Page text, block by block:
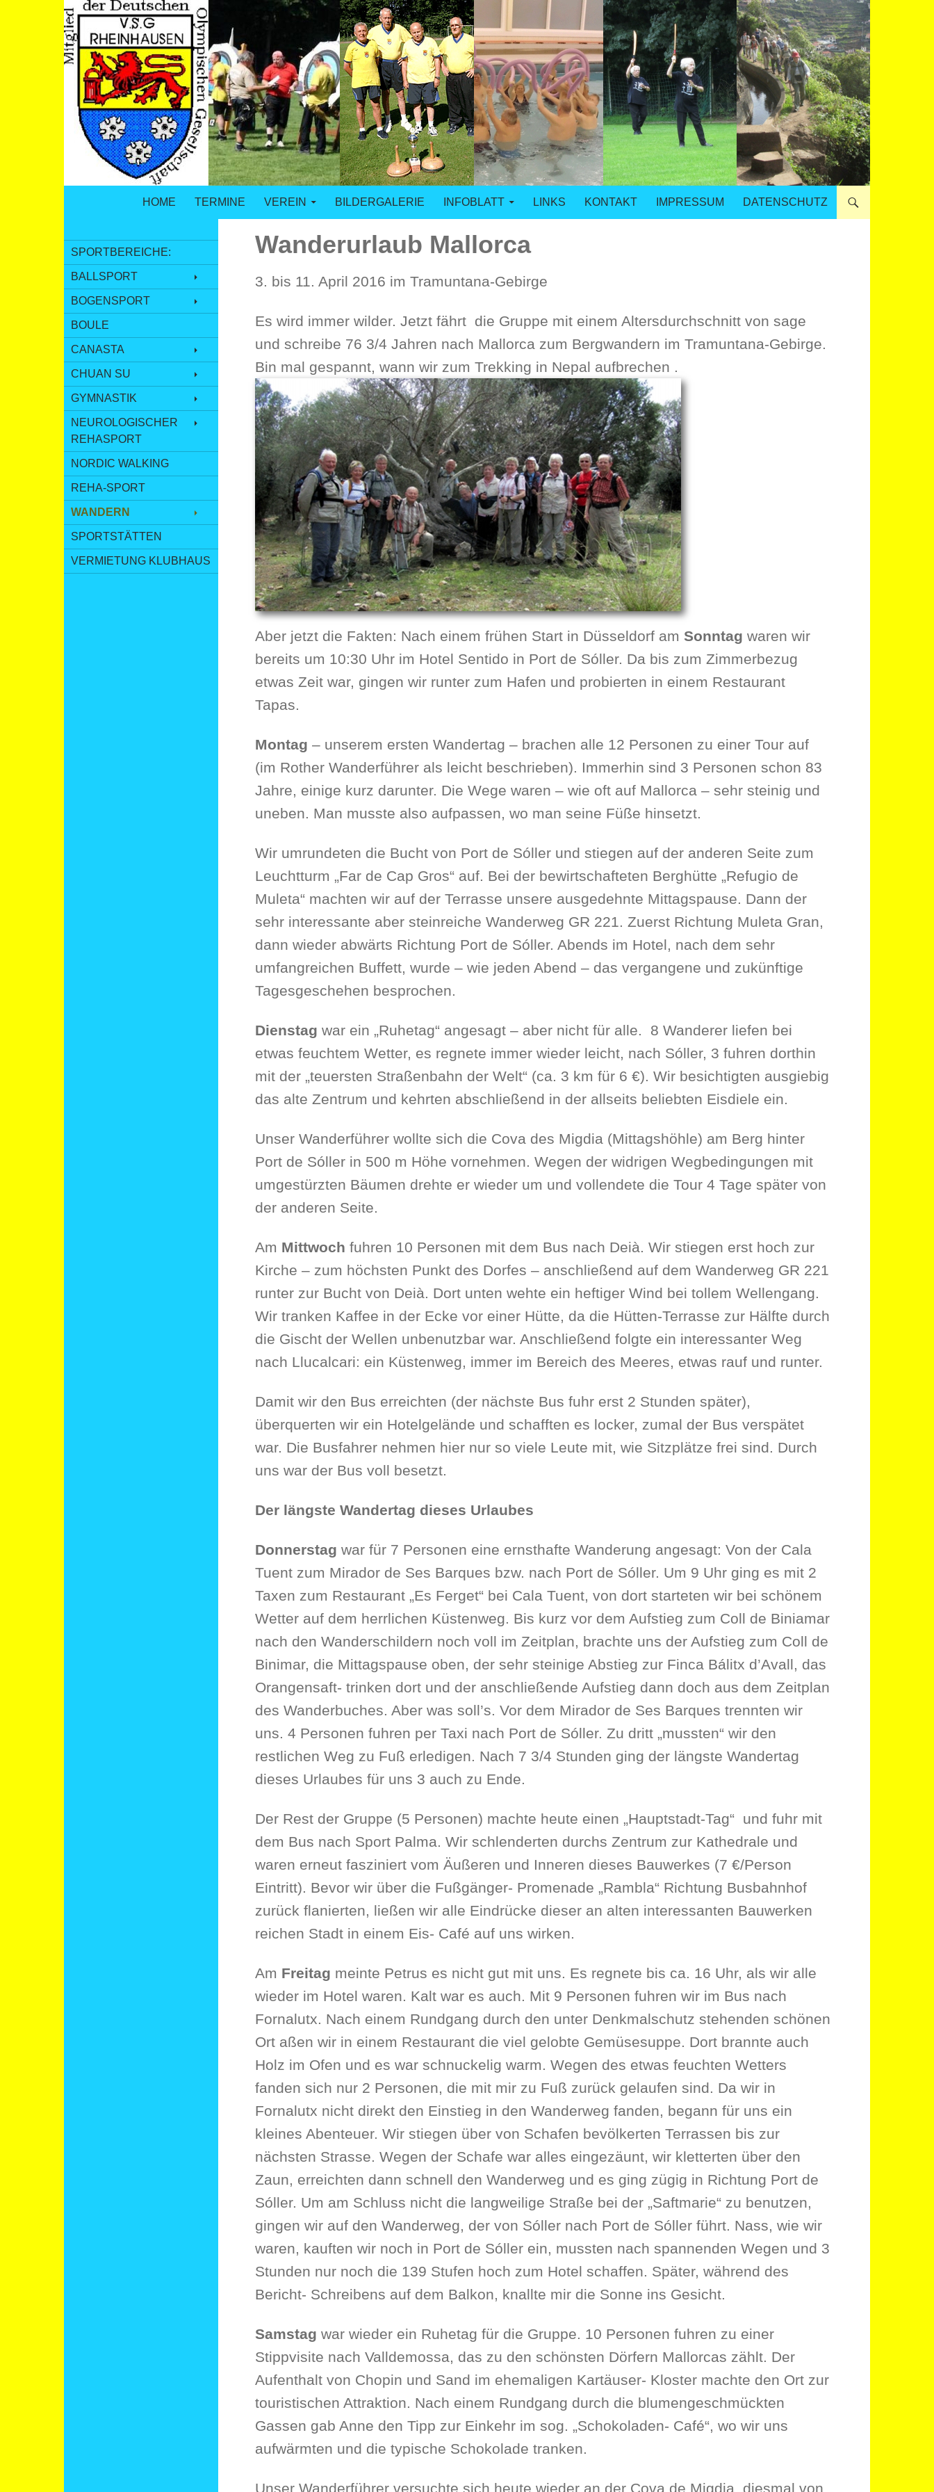
VSG Rheinhausen – Versehrtensport in Duisburg
HOME TERMINE VEREIN BILDERGALERIE INFOBLATT LINKS KONTAKT IMPRESSUM DATENSCHUTZ
Wanderurlaub Mallorca
3. bis 11. April 2016 im Tramuntana-Gebirge
Es wird immer wilder. Jetzt fährt die Gruppe mit einem Altersdurchschnitt von sage
und schreibe 76 3/4 Jahren nach Mallorca zum Bergwandern im Tramuntana-Gebirge.
Bin mal gespannt, wann wir zum Trekking in Nepal aufbrechen .
Aber jetzt die Fakten: Nach einem frühen Start in Düsseldorf am Sonntag waren wir
bereits um 10:30 Uhr im Hotel Sentido in Port de Sóller. Da bis zum Zimmerbezug
etwas Zeit war, gingen wir runter zum Hafen und probierten in einem Restaurant
Tapas.
Montag – unserem ersten Wandertag – brachen alle 12 Personen zu einer Tour auf
(im Rother Wanderführer als leicht beschrieben). Immerhin sind 3 Personen schon 83
Jahre, einige kurz darunter. Die Wege waren – wie oft auf Mallorca – sehr steinig und
uneben. Man musste also aufpassen, wo man seine Füße hinsetzt.
Wir umrundeten die Bucht von Port de Sóller und stiegen auf der anderen Seite zum
Leuchtturm „Far de Cap Gros“ auf. Bei der bewirtschafteten Berghütte „Refugio de
Muleta“ machten wir auf der Terrasse unsere ausgedehnte Mittagspause. Dann der
sehr interessante aber steinreiche Wanderweg GR 221. Zuerst Richtung Muleta Gran,
dann wieder abwärts Richtung Port de Sóller. Abends im Hotel, nach dem sehr
umfangreichen Buffett, wurde – wie jeden Abend – das vergangene und zukünftige
Tagesgeschehen besprochen.
Dienstag war ein „Ruhetag“ angesagt – aber nicht für alle. 8 Wanderer liefen bei
etwas feuchtem Wetter, es regnete immer wieder leicht, nach Sóller, 3 fuhren dorthin
mit der „teuersten Straßenbahn der Welt“ (ca. 3 km für 6 €). Wir besichtigten ausgiebig
das alte Zentrum und kehrten abschließend in der allseits beliebten Eisdiele ein.
Unser Wanderführer wollte sich die Cova des Migdia (Mittagshöhle) am Berg hinter
Port de Sóller in 500 m Höhe vornehmen. Wegen der widrigen Wegbedingungen mit
umgestürzten Bäumen drehte er wieder um und vollendete die Tour 4 Tage später von
der anderen Seite.
Am Mittwoch fuhren 10 Personen mit dem Bus nach Deià. Wir stiegen erst hoch zur
Kirche – zum höchsten Punkt des Dorfes – anschließend auf dem Wanderweg GR 221
runter zur Bucht von Deià. Dort unten wehte ein heftiger Wind bei tollem Wellengang.
Wir tranken Kaffee in der Ecke vor einer Hütte, da die Hütten-Terrasse zur Hälfte durch
die Gischt der Wellen unbenutzbar war. Anschließend folgte ein interessanter Weg
nach Llucalcari: ein Küstenweg, immer im Bereich des Meeres, etwas rauf und runter.
Damit wir den Bus erreichten (der nächste Bus fuhr erst 2 Stunden später),
überquerten wir ein Hotelgelände und schafften es locker, zumal der Bus verspätet
war. Die Busfahrer nehmen hier nur so viele Leute mit, wie Sitzplätze frei sind. Durch
uns war der Bus voll besetzt.
Der längste Wandertag dieses Urlaubes
Donnerstag war für 7 Personen eine ernsthafte Wanderung angesagt: Von der Cala
Tuent zum Mirador de Ses Barques bzw. nach Port de Sóller. Um 9 Uhr ging es mit 2
Taxen zum Restaurant „Es Ferget“ bei Cala Tuent, von dort starteten wir bei schönem
Wetter auf dem herrlichen Küstenweg. Bis kurz vor dem Aufstieg zum Coll de Biniamar
nach den Wanderschildern noch voll im Zeitplan, brachte uns der Aufstieg zum Coll de
Binimar, die Mittagspause oben, der sehr steinige Abstieg zur Finca Bálitx d’Avall, das
Orangensaft- trinken dort und der anschließende Aufstieg dann doch aus dem Zeitplan
des Wanderbuches. Aber was soll’s. Vor dem Mirador de Ses Barques trennten wir
uns. 4 Personen fuhren per Taxi nach Port de Sóller. Zu dritt „mussten“ wir den
restlichen Weg zu Fuß erledigen. Nach 7 3/4 Stunden ging der längste Wandertag
dieses Urlaubes für uns 3 auch zu Ende.
Der Rest der Gruppe (5 Personen) machte heute einen „Hauptstadt-Tag“ und fuhr mit
dem Bus nach Sport Palma. Wir schlenderten durchs Zentrum zur Kathedrale und
waren erneut fasziniert vom Äußeren und Inneren dieses Bauwerkes (7 €/Person
Eintritt). Bevor wir über die Fußgänger- Promenade „Rambla“ Richtung Busbahnhof
zurück flanierten, ließen wir alle Eindrücke dieser an alten interessanten Bauwerken
reichen Stadt in einem Eis- Café auf uns wirken.
Am Freitag meinte Petrus es nicht gut mit uns. Es regnete bis ca. 16 Uhr, als wir alle
wieder im Hotel waren. Kalt war es auch. Mit 9 Personen fuhren wir im Bus nach
Fornalutx. Nach einem Rundgang durch den unter Denkmalschutz stehenden schönen
Ort aßen wir in einem Restaurant die viel gelobte Gemüsesuppe. Dort brannte auch
Holz im Ofen und es war schnuckelig warm. Wegen des etwas feuchten Wetters
fanden sich nur 2 Personen, die mit mir zu Fuß zurück gelaufen sind. Da wir in
Fornalutx nicht direkt den Einstieg in den Wanderweg fanden, begann für uns ein
kleines Abenteuer. Wir stiegen über von Schafen bevölkerten Terrassen bis zur
nächsten Strasse. Wegen der Schafe war alles eingezäunt, wir kletterten über den
Zaun, erreichten dann schnell den Wanderweg und es ging zügig in Richtung Port de
Sóller. Um am Schluss nicht die langweilige Straße bei der „Saftmarie“ zu benutzen,
gingen wir auf den Wanderweg, der von Sóller nach Port de Sóller führt. Nass, wie wir
waren, kauften wir noch in Port de Sóller ein, mussten nach spannenden Wegen und 3
Stunden nur noch die 139 Stufen hoch zum Hotel schaffen. Später, während des
Bericht- Schreibens auf dem Balkon, knallte mir die Sonne ins Gesicht.
Samstag war wieder ein Ruhetag für die Gruppe. 10 Personen fuhren zu einer
Stippvisite nach Valldemossa, das zu den schönsten Dörfern Mallorcas zählt. Der
Aufenthalt von Chopin und Sand im ehemaligen Kartäuser- Kloster machte den Ort zur
touristischen Attraktion. Nach einem Rundgang durch die blumengeschmückten
Gassen gab Anne den Tipp zur Einkehr im sog. „Schokoladen- Café“, wo wir uns
aufwärmten und die typische Schokolade tranken.
Unser Wanderführer versuchte sich heute wieder an der Cova de Migdia, diesmal von
SPORTBEREICHE:
BALLSPORT
BOGENSPORT
BOULE
CANASTA
CHUAN SU
GYMNASTIK
NEUROLOGISCHER
REHASPORT
NORDIC WALKING
REHA-SPORT
WANDERN
SPORTSTÄTTEN
VERMIETUNG KLUBHAUS